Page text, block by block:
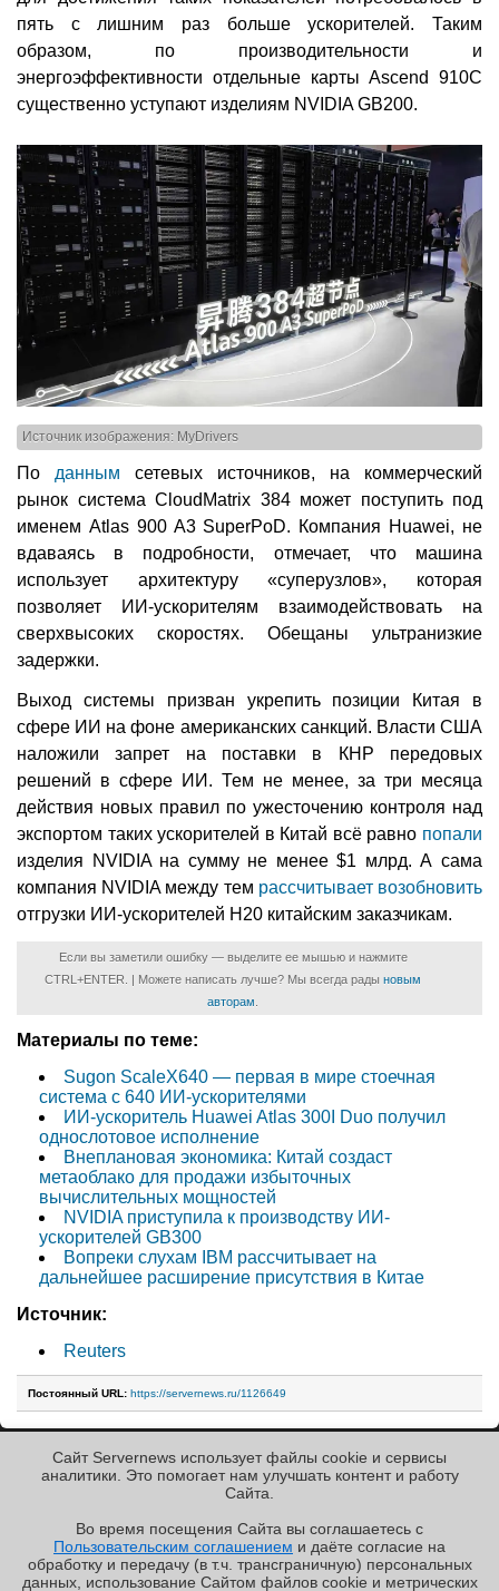
✖
пять с лишним раз больше ускорителей. Таким
образом, по производительности и
энергоэффективности отдельные карты Ascend 910C
существенно уступают изделиям NVIDIA GB200.
Источник изображения: MyDrivers
По данным сетевых источников, на коммерческий
рынок система CloudMatrix 384 может поступить под
именем Atlas 900 A3 SuperPoD. Компания Huawei, не
вдаваясь в подробности, отмечает, что машина
использует архитектуру «суперузлов», которая
позволяет ИИ-ускорителям взаимодействовать на
сверхвысоких скоростях. Обещаны ультранизкие
задержки.
Выход системы призван укрепить позиции Китая в
сфере ИИ на фоне американских санкций. Власти США
наложили запрет на поставки в КНР передовых
решений в сфере ИИ. Тем не менее, за три месяца
действия новых правил по ужесточению контроля над
экспортом таких ускорителей в Китай всё равно попали
изделия NVIDIA на сумму не менее $1 млрд. А сама
компания NVIDIA между тем рассчитывает возобновить
отгрузки ИИ-ускорителей H20 китайским заказчикам.
Если вы заметили ошибку — выделите ее мышью и нажмите
CTRL+ENTER. | Можете написать лучше? Мы всегда рады новым
авторам
Материалы по теме:
Sugon ScaleX640 — первая в мире стоечная
система с 640 ИИ-ускорителями
ИИ-ускоритель Huawei Atlas 300I Duo получил
однослотовое исполнение
Внеплановая экономика: Китай создаст
метаоблако для продажи избыточных
вычислительных мощностей
NVIDIA приступила к производству ИИ-
ускорителей GB300
Вопреки слухам IBM рассчитывает на
дальнейшее расширение присутствия в Китае
Источник:
Reuters
Постоянный URL: https://servernews.ru/1126649
« Назад к ленте
РЕКЛАМА • ООО «ЛАБОРАТОРИЯ ЧИСЛИТЕЛЬ»
Copyright ©2010-2026
Servernews.Пользовательское
Сайт Servernews использует файлы cookie и сервисы
аналитики. Это помогает нам улучшать контент и работу
Cайта.
Во время посещения Cайта вы соглашаетесь с
Пользовательским соглашением и даёте согласие на
обработку и передачу (в т.ч. трансграничную) персональных
данных, использование Cайтом файлов cookie и метрических